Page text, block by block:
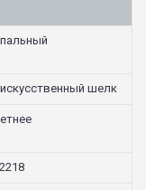
искусственный шелк
2218